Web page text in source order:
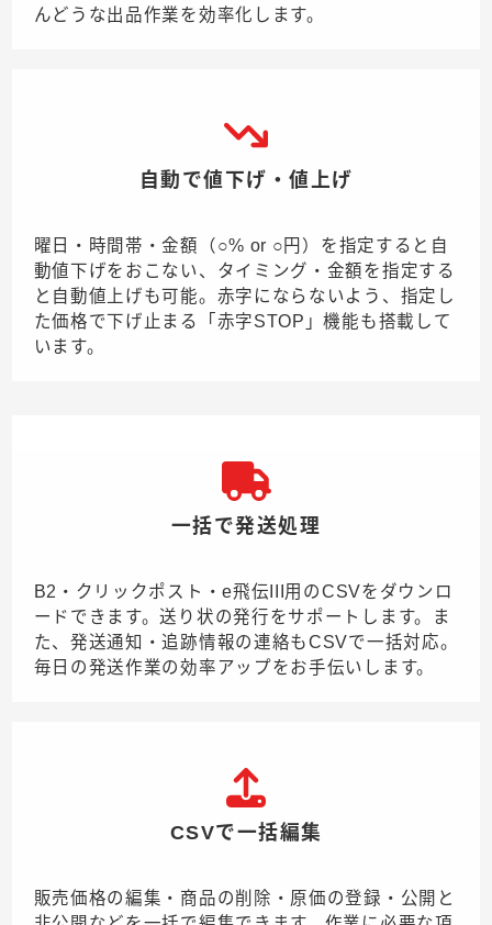
んどうな出品作業を効率化します。
自動で値下げ・値上げ
曜日・時間帯・金額（○% or ○円）を指定すると自
動値下げをおこない、タイミング・金額を指定する
と自動値上げも可能。赤字にならないよう、指定し
た価格で下げ止まる「赤字STOP」機能も搭載して
います。
一括で発送処理
B2・クリックポスト・e飛伝III用のCSVをダウンロ
ードできます。送り状の発行をサポートします。ま
た、発送通知・追跡情報の連絡もCSVで一括対応。
毎日の発送作業の効率アップをお手伝いします。
CSVで一括編集
販売価格の編集・商品の削除・原価の登録・公開と